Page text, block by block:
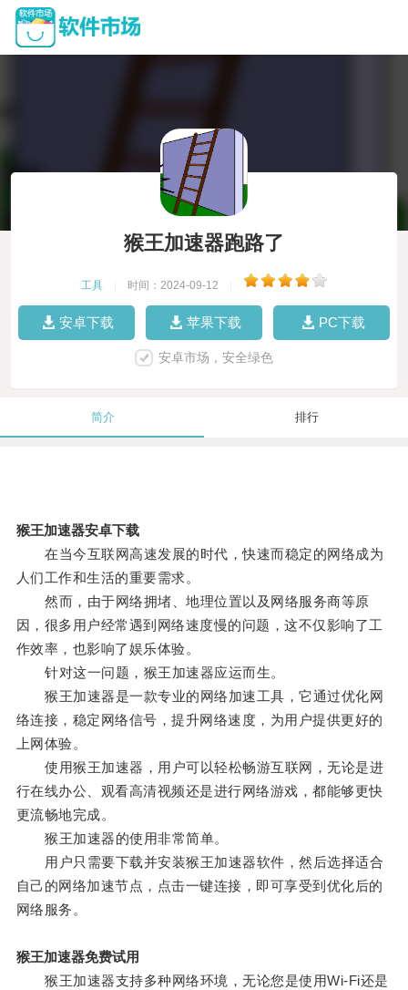
猴王加速器跑路了
工具 时间：2024-09-12
安卓下载 苹果下载 PC下载
安卓市场，安全绿色
简介 排行
猴王加速器安卓下载
在当今互联网高速发展的时代，快速而稳定的网络成为
人们工作和生活的重要需求。
然而，由于网络拥堵、地理位置以及网络服务商等原
因，很多用户经常遇到网络速度慢的问题，这不仅影响了工
作效率，也影响了娱乐体验。
针对这一问题，猴王加速器应运而生。
猴王加速器是一款专业的网络加速工具，它通过优化网
络连接，稳定网络信号，提升网络速度，为用户提供更好的
上网体验。
使用猴王加速器，用户可以轻松畅游互联网，无论是进
行在线办公、观看高清视频还是进行网络游戏，都能够更快
更流畅地完成。
猴王加速器的使用非常简单。
用户只需要下载并安装猴王加速器软件，然后选择适合
自己的网络加速节点，点击一键连接，即可享受到优化后的
网络服务。
猴王加速器免费试用
猴王加速器支持多种网络环境，无论您是使用Wi-Fi还是